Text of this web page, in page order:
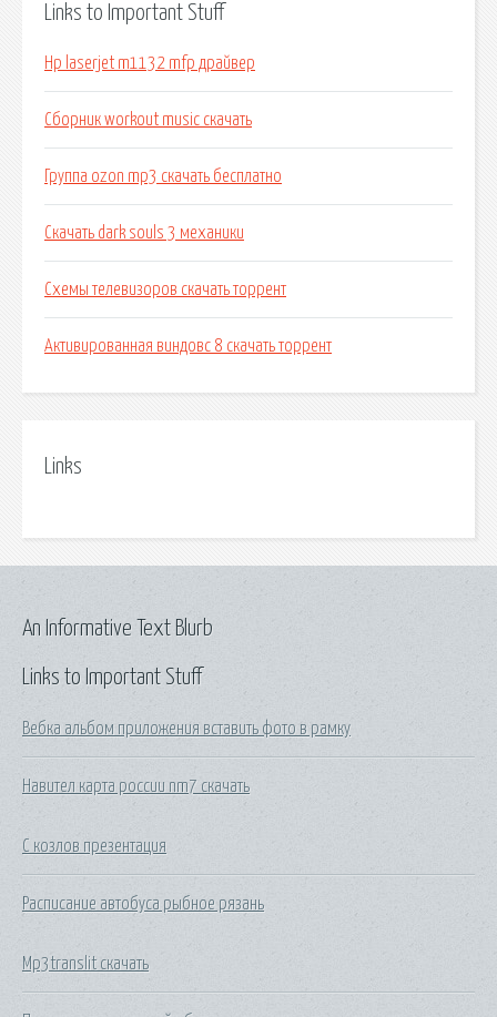
Links to Important Stuff
Нр laserjet m1132 mfp драйвер
Сборник workout music скачать
Группа ozon mp3 скачать бесплатно
Скачать dark souls 3 механики
Схемы телевизоров скачать торрент
Активированная виндовс 8 скачать торрент
Links
Links to Important Stuff
Вебка альбом приложения вставить фото в рамку
Навител карта россии nm7 скачать
С козлов презентация
Расписание автобуса рыбное рязань
Mp3translit скачать
An Informative Text Blurb